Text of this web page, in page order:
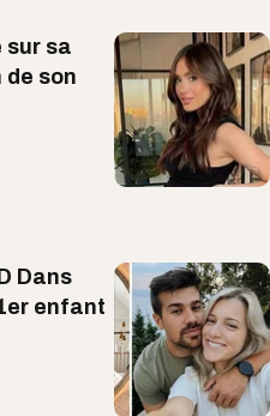
sur sa
son
Dans
enfant